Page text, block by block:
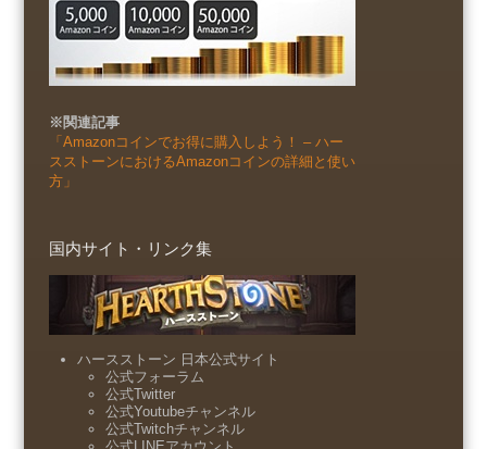
※関連記事
「Amazonコインでお得に購入しよう！ – ハー
スストーンにおけるAmazonコインの詳細と使い
方」
国内サイト・リンク集
ハースストーン 日本公式サイト
公式フォーラム
公式Twitter
公式Youtubeチャンネル
公式Twitchチャンネル